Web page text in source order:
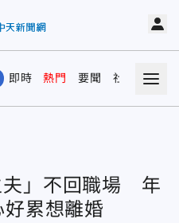
即時 熱門 要聞 社會 娛樂
夫」不回職場 年
累想離婚